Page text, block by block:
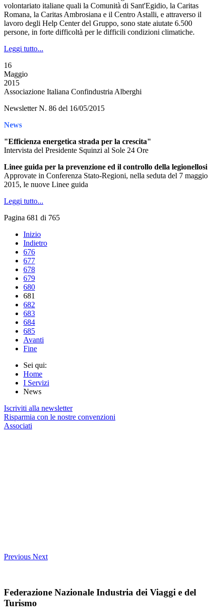
volontariato italiane quali la Comunità di Sant'Egidio, la Caritas
Romana, la Caritas Ambrosiana e il Centro Astalli, e attraverso il
lavoro degli Help Center del Gruppo, sono state aiutate 6.500
persone, in forte difficoltà per le difficili condizioni climatiche.
Leggi tutto...
16
Maggio
2015
Associazione Italiana Confindustria Alberghi
Newsletter N. 86 del 16/05/2015
News
"Efficienza energetica strada per la crescita"
Intervista del Presidente Squinzi al Sole 24 Ore
Linee guida per la prevenzione ed il controllo della legionellosi
Approvate in Conferenza Stato-Regioni, nella seduta del 7 maggio
2015, le nuove Linee guida
Leggi tutto...
Pagina 681 di 765
Inizio
Indietro
676
677
678
679
680
681
682
683
684
685
Avanti
Fine
Sei qui:
Home
I Servizi
News
Iscriviti alla newsletter
Risparmia con le nostre convenzioni
Associati
Previous Next
Federazione Nazionale Industria dei Viaggi e del
Turismo